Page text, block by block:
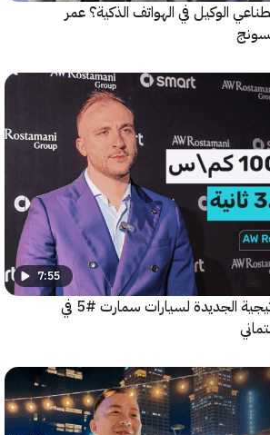
في الهواتف الذكية؟ عمر
7:55
الأداء، والفخامة والاستراتيجية الجديدة لسيارات سمارت #5 في